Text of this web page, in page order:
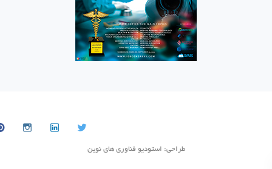
طراحی: استودیو فناوری های نوین